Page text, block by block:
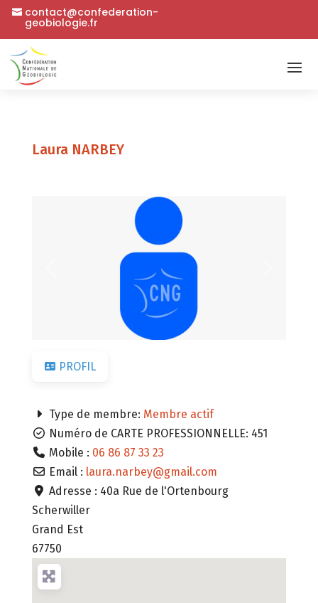
contact@confederation-
geobiologie.fr
Laura NARBEY
PROFIL
Type de membre: Membre actif
Numéro de CARTE PROFESSIONNELLE: 451
Mobile : 06 86 87 33 23
Email : laura.narbey@gmail.com
Adresse : 40a Rue de l'Ortenbourg
Scherwiller
Grand Est
67750